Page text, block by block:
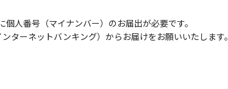
人番号（マイナンバー）のお届出が必要です。
ターネットバンキング）からお届けをお願いいたします。